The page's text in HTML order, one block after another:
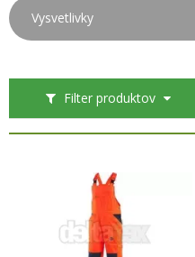
Vysvetlivky
Filter produktov